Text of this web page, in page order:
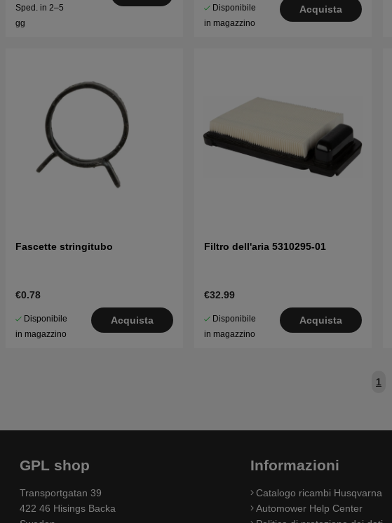
Sped. in 2–5
gg
Disponibile
in magazzino
Acquista
Fascette stringitubo
€0.78
Disponibile
in magazzino
Acquista
Filtro dell'aria 5310295-01
€32.99
Disponibile
in magazzino
Acquista
1
GPL shop
Transportgatan 39
422 46 Hisings Backa
Informazioni
Catalogo ricambi Husqvarna
Automower Help Center